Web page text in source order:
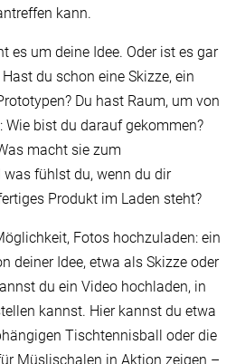
kann.
es um deine Idee. Oder ist es gar
du schon eine Skizze, ein
Du hast Raum, um von
Wie bist du darauf gekommen?
macht sie zum
fühlst du, wenn du dir
Produkt im Laden steht?
Fotos hochzuladen: ein
deiner Idee, etwa als Skizze oder
du ein Video hochladen, in
kannst. Hier kannst du etwa
Tischtennisball oder die
Müslischalen in Aktion zeigen –